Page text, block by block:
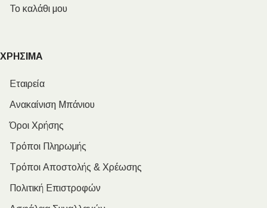
Το καλάθι μου
ΧΡΗΣΙΜΑ
Εταιρεία
Ανακαίνιση Μπάνιου
Όροι Χρήσης
Τρόποι Πληρωμής
Τρόποι Αποστολής & Χρέωσης
Πολιτική Επιστροφών